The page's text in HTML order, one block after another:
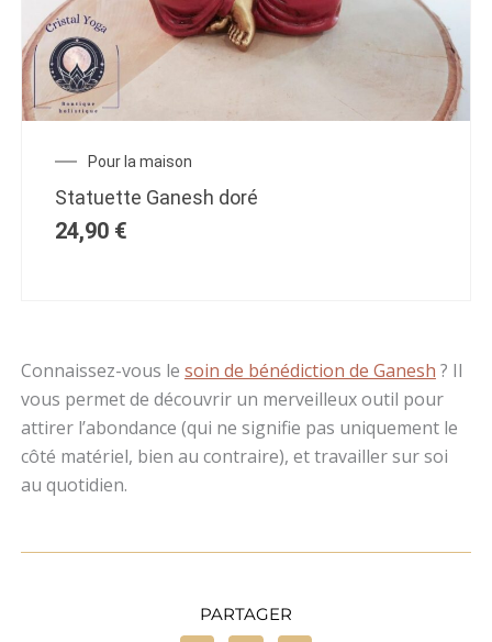
Pour la maison
Statuette Ganesh doré
24,90 €
Connaissez-vous le soin de bénédiction de Ganesh ? Il
vous permet de découvrir un merveilleux outil pour
attirer l’abondance (qui ne signifie pas uniquement le
côté matériel, bien au contraire), et travailler sur soi
au quotidien.
PARTAGER